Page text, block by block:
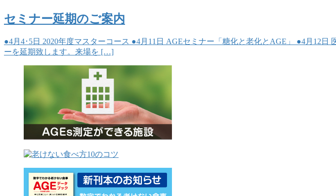
セミナー延期のご案内
●4月4･5日 2020年度マスターコース ●4月11日 AGEセミナー「糖化と老化とAGE」 ●4月12
ーを延期致します。来場を […]